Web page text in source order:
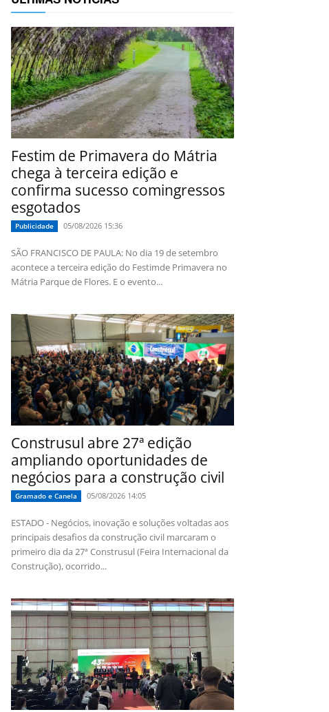
Festim de Primavera do Mátria
chega à terceira edição e
confirma sucesso comingressos
esgotados
Publicidade 05/08/2026 15:36
SÃO FRANCISCO DE PAULA: No dia 19 de setembro
acontece a terceira edição do Festimde Primavera no
Mátria Parque de Flores. E o evento...
Construsul abre 27ª edição
ampliando oportunidades de
negócios para a construção civil
Gramado e Canela 05/08/2026 14:05
ESTADO - Negócios, inovação e soluções voltadas aos
principais desafios da construção civil marcaram o
primeiro dia da 27ª Construsul (Feira Internacional da
Construção), ocorrido...